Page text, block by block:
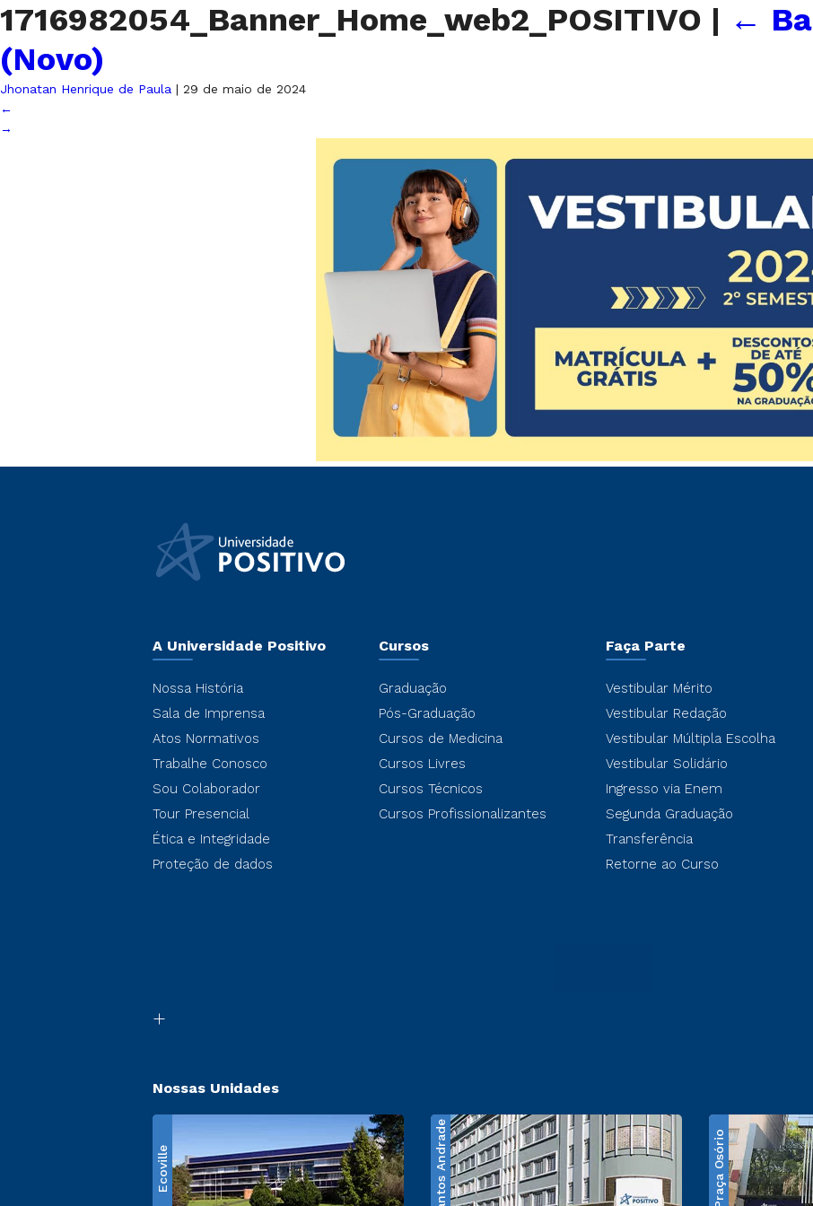
1716982054_Banner_Home_web2_POSITIVO | ←
(Novo)
Jhonatan Henrique de Paula | 29 de maio de 2024
←
→
A Universidade Positivo
Nossa História
Sala de Imprensa
Atos Normativos
Trabalhe Conosco
Sou Colaborador
Tour Presencial
Ética e Integridade
Proteção de dados
Cursos
Graduação
Pós-Graduação
Cursos de Medicina
Cursos Livres
Cursos Técnicos
Cursos Profissionalizantes
Faça Parte
Vestibular Mérito
Vestibular Redação
Vestibular Múltipla Escolha
Vestibular Solidário
Ingresso via Enem
Segunda Graduação
Transferência
Retorne ao Curso
Nossas Unidades
Ecoville Santos Andrade Praça Osório